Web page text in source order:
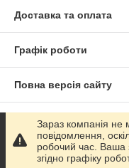
Доставка та оплата
Графік роботи
Повна версія сайту
Сайт створено на
Політика
Зараз компанія
повідомлення,
робочий час. Ваша
згідно графіку